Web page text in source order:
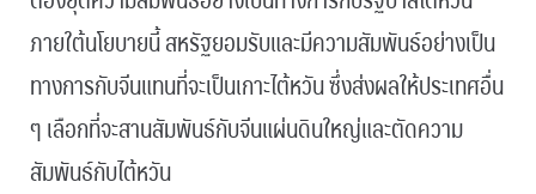
ภายใต้นโยบายนี้ สหรัฐยอมรับและมีความสัมพันธ์อย่างเป็น
ทางการกับจีนแทนที่จะเป็นเกาะไต้หวัน ซึ่งส่งผลให้ประเทศอื่น
ๆ เลือกที่จะสานสัมพันธ์กับจีนแผ่นดินใหญ่และตัดความ
สัมพันธ์กับไต้หวัน